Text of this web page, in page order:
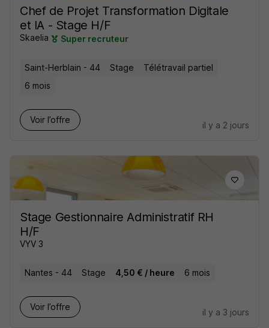
Chef de Projet Transformation Digitale
et IA - Stage H/F
Skaelia Super recruteur
Saint-Herblain - 44 Stage
Télétravail partiel
6 mois
Voir l’offre
il y a 2 jours
Stage Gestionnaire Administratif RH
H/F
VYV 3
Nantes - 44 Stage 4,50 € / heure 6 mois
Voir l’offre
il y a 3 jours